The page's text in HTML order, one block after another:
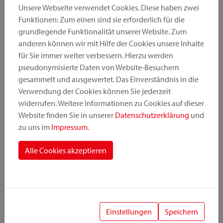
Produktkategorie
Montageposition
Befestigungssystem
Unsere Webseite verwendet Cookies. Diese haben zwei
Funktionen: Zum einen sind sie erforderlich für die
grundlegende Funktionalität unserer Website. Zum
anderen können wir mit Hilfe der Cookies unsere Inhalte
für Sie immer weiter verbessern. Hierzu werden
pseudonymisierte Daten von Website-Besuchern
gesammelt und ausgewertet. Das Einverständnis in die
Verwendung der Cookies können Sie jederzeit
widerrufen. Weitere Informationen zu Cookies auf dieser
Website finden Sie in unserer Datenschutzerklärung und
zu uns im Impressum.
Alle Cookies akzeptieren
Einstellungen Speichern